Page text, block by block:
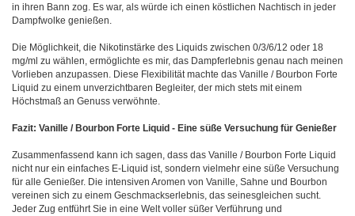
in ihren Bann zog. Es war, als würde ich einen köstlichen Nachtisch in jeder
Dampfwolke genießen.
Die Möglichkeit, die Nikotinstärke des Liquids zwischen 0/3/6/12 oder 18
mg/ml zu wählen, ermöglichte es mir, das Dampferlebnis genau nach meinen
Vorlieben anzupassen. Diese Flexibilität machte das Vanille / Bourbon Forte
Liquid zu einem unverzichtbaren Begleiter, der mich stets mit einem
Höchstmaß an Genuss verwöhnte.
Fazit: Vanille / Bourbon Forte Liquid - Eine süße Versuchung für Genießer
Zusammenfassend kann ich sagen, dass das Vanille / Bourbon Forte Liquid
nicht nur ein einfaches E-Liquid ist, sondern vielmehr eine süße Versuchung
für alle Genießer. Die intensiven Aromen von Vanille, Sahne und Bourbon
vereinen sich zu einem Geschmackserlebnis, das seinesgleichen sucht.
Jeder Zug entführt Sie in eine Welt voller süßer Verführung und